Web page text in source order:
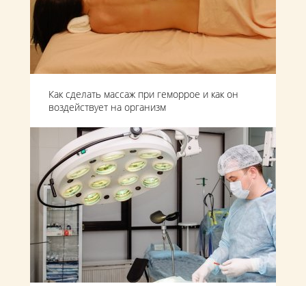
Как сделать массаж при геморрое и как он
воздействует на организм